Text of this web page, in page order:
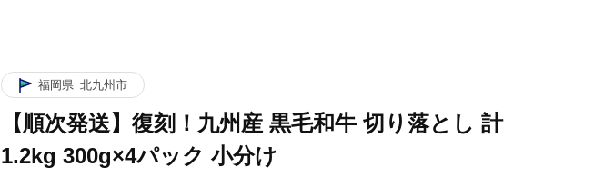
福岡県 北九州市
【順次発送】復刻！九州産 黒毛和牛 切り落とし 計
1.2kg 300g×4パック 小分け